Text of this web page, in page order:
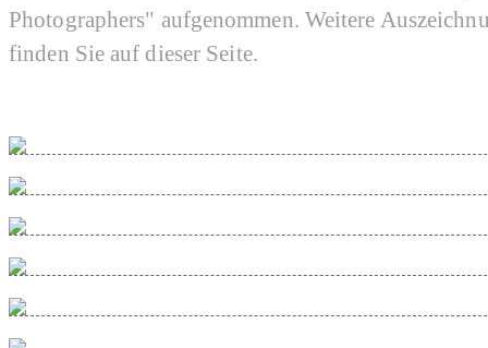
Photographers" aufgenommen. Weitere
finden Sie auf dieser Seite.